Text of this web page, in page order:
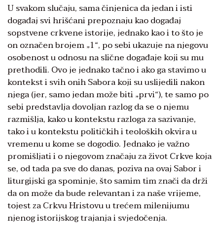
U svakom slučaju, sama činjenica da jedan i isti
događaj svi hrišćani prepoznaju kao događaj
sopstvene crkvene istorije, jednako kao i to što je
on označen brojem „1“, po sebi ukazuje na njegovu
osobenost u odnosu na slične događaje koji su mu
prethodili. Ovo je jednako tačno i ako ga stavimo u
kontekst i svih onih Sabora koji su uslijedili nakon
njega (jer, samo jedan može biti „prvi“), te samo po
sebi predstavlja dovoljan razlog da se o njemu
razmišlja, kako u kontekstu razloga za sazivanje,
tako i u kontekstu političkih i teoloških okvira u
vremenu u kome se dogodio. Jednako je važno
promišljati i o njegovom značaju za život Crkve koja
se, od tada pa sve do danas, poziva na ovaj Sabor i
liturgijski ga spominje, što samim tim znači da drži
da on može da bude relevantan i za naše vrijeme,
tojest za Crkvu Hristovu u trećem milenijumu
njenog istorijskog trajanja i svjedočenja.